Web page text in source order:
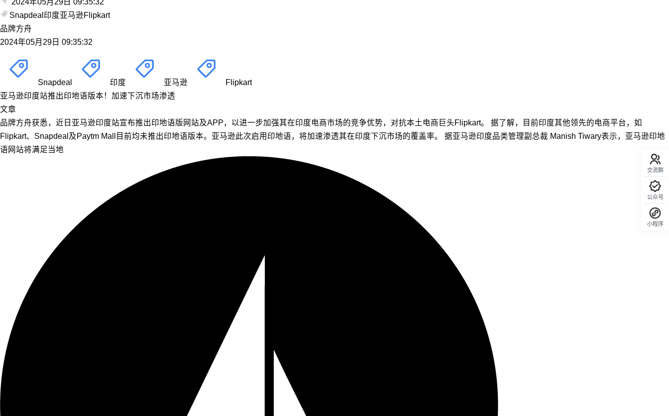
Snapdeal 印度亚马逊Flipkart
品牌方舟
2024年05月29日 09:35:32
Snapdeal 印度 亚马逊
Flipkart
亚马逊印度站推出印地语版本！加速下沉市场渗透
文章
品牌方舟获悉，近日亚马逊印度站宣布推出印地语版网站及APP，以进一步加强其在印度电商市场的竞争优势，对抗本土电商巨头Flipkart。 据了解，目前印度其他领先的电商平台，如
Flipkart、Snapdeal及Paytm Mall目前均未推出印地语版本。亚马逊此次启用印地语，将加速渗透其在印度下沉市场的覆盖率。 据亚马逊印度品类管理副总裁 Manish Tiwary表示，亚马逊印地
语网站将满足当地
交流群
公众号
小程序